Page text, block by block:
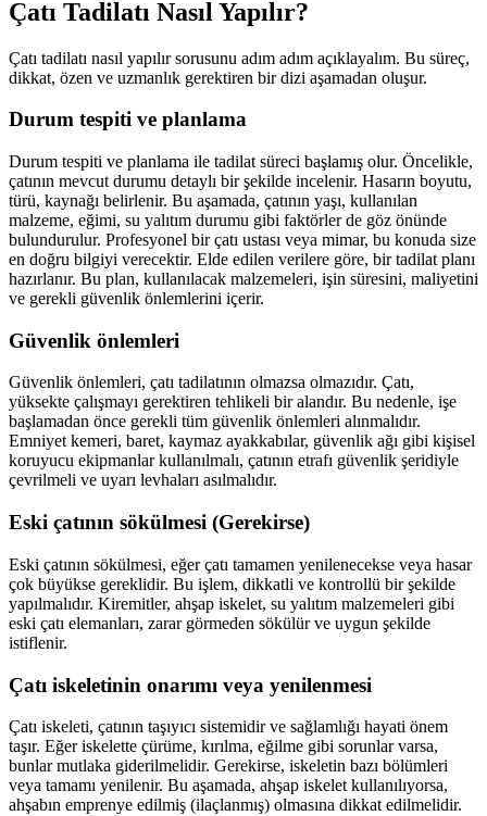
Çatı Tadilatı Nasıl Yapılır?
Çatı tadilatı nasıl yapılır sorusunu adım adım açıklayalım. Bu süreç,
dikkat, özen ve uzmanlık gerektiren bir dizi aşamadan oluşur.
Durum tespiti ve planlama
Durum tespiti ve planlama ile tadilat süreci başlamış olur. Öncelikle,
çatının mevcut durumu detaylı bir şekilde incelenir. Hasarın boyutu,
türü, kaynağı belirlenir. Bu aşamada, çatının yaşı, kullanılan
malzeme, eğimi, su yalıtım durumu gibi faktörler de göz önünde
bulundurulur. Profesyonel bir çatı ustası veya mimar, bu konuda size
en doğru bilgiyi verecektir. Elde edilen verilere göre, bir tadilat planı
hazırlanır. Bu plan, kullanılacak malzemeleri, işin süresini, maliyetini
ve gerekli güvenlik önlemlerini içerir.
Güvenlik önlemleri
Güvenlik önlemleri, çatı tadilatının olmazsa olmazıdır. Çatı,
yüksekte çalışmayı gerektiren tehlikeli bir alandır. Bu nedenle, işe
başlamadan önce gerekli tüm güvenlik önlemleri alınmalıdır.
Emniyet kemeri, baret, kaymaz ayakkabılar, güvenlik ağı gibi kişisel
koruyucu ekipmanlar kullanılmalı, çatının etrafı güvenlik şeridiyle
çevrilmeli ve uyarı levhaları asılmalıdır.
Eski çatının sökülmesi (Gerekirse)
Eski çatının sökülmesi, eğer çatı tamamen yenilenecekse veya hasar
çok büyükse gereklidir. Bu işlem, dikkatli ve kontrollü bir şekilde
yapılmalıdır. Kiremitler, ahşap iskelet, su yalıtım malzemeleri gibi
eski çatı elemanları, zarar görmeden sökülür ve uygun şekilde
istiflenir.
Çatı iskeletinin onarımı veya yenilenmesi
Çatı iskeleti, çatının taşıyıcı sistemidir ve sağlamlığı hayati önem
taşır. Eğer iskelette çürüme, kırılma, eğilme gibi sorunlar varsa,
bunlar mutlaka giderilmelidir. Gerekirse, iskeletin bazı bölümleri
veya tamamı yenilenir. Bu aşamada, ahşap iskelet kullanılıyorsa,
ahşabın emprenye edilmiş (ilaçlanmış) olmasına dikkat edilmelidir.